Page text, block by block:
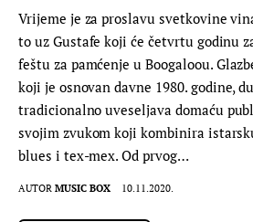
Vrijeme je za proslavu svetkovine
to uz Gustafe koji će četvrtu godinu
feštu za pamćenje u Boogaloou.
koji je osnovan davne 1980. godine,
tradicionalno uveseljava domaću
svojim zvukom koji kombinira
blues i tex-mex. Od prvog…
AUTOR MUSIC BOX 10.11.2020.